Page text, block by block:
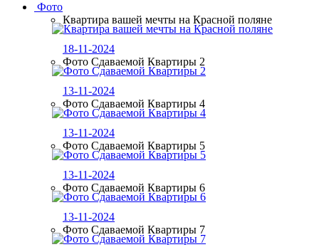
Фото
Квартира вашей мечты на Красной поляне
18-11-2024
Фото Сдаваемой Квартиры 2
13-11-2024
Фото Сдаваемой Квартиры 4
13-11-2024
Фото Сдаваемой Квартиры 5
13-11-2024
Фото Сдаваемой Квартиры 6
13-11-2024
Фото Сдаваемой Квартиры 7